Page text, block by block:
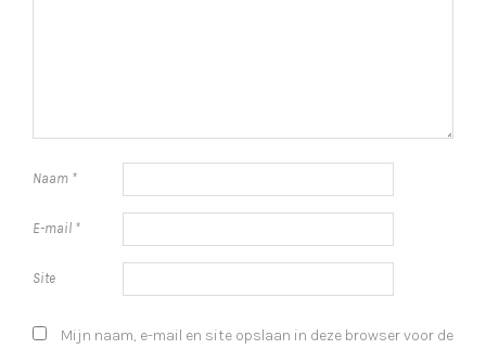
Naam *
E-mail *
Site
Mijn naam, e-mail en site opslaan in deze browser voor de